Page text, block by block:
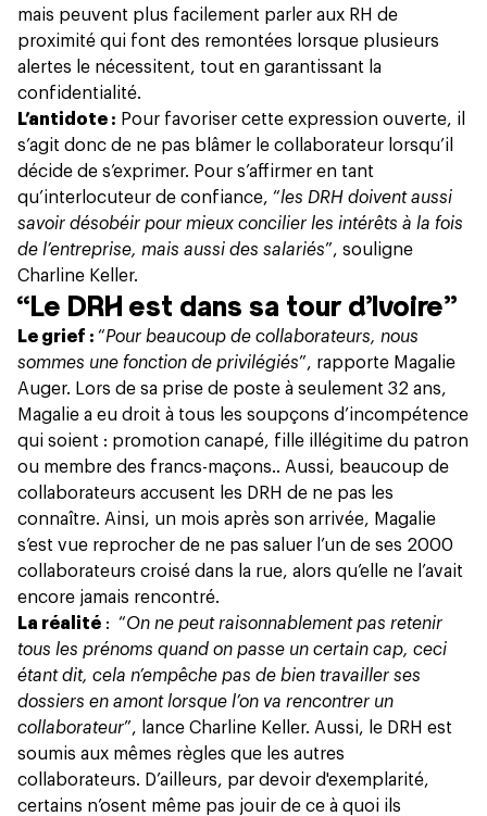
mais peuvent plus facilement parler aux RH de
proximité qui font des remontées lorsque plusieurs
alertes le nécessitent, tout en garantissant la
confidentialité.
L’antidote : Pour favoriser cette expression ouverte, il
s’agit donc de ne pas blâmer le collaborateur lorsqu’il
décide de s’exprimer. Pour s’affirmer en tant
qu’interlocuteur de confiance, “les DRH doivent aussi
savoir désobéir pour mieux concilier les intérêts à la fois
de l’entreprise, mais aussi des salariés”, souligne
Charline Keller.
“Le DRH est dans sa tour d’Ivoire”
Le grief : “Pour beaucoup de collaborateurs, nous
sommes une fonction de privilégiés”, rapporte Magalie
Auger. Lors de sa prise de poste à seulement 32 ans,
Magalie a eu droit à tous les soupçons d’incompétence
qui soient : promotion canapé, fille illégitime du patron
ou membre des francs-maçons.. Aussi, beaucoup de
collaborateurs accusent les DRH de ne pas les
connaître. Ainsi, un mois après son arrivée, Magalie
s’est vue reprocher de ne pas saluer l’un de ses 2000
collaborateurs croisé dans la rue, alors qu’elle ne l’avait
encore jamais rencontré.
La réalité : “On ne peut raisonnablement pas retenir
tous les prénoms quand on passe un certain cap, ceci
étant dit, cela n’empêche pas de bien travailler ses
dossiers en amont lorsque l’on va rencontrer un
collaborateur”, lance Charline Keller. Aussi, le DRH est
soumis aux mêmes règles que les autres
collaborateurs. D’ailleurs, par devoir d'exemplarité,
certains n’osent même pas jouir de ce à quoi ils